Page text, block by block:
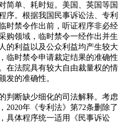
简单、耗时短。美国、英国等国
序。根据我国民事诉讼法、专利
时禁令作出前，听证程序非必经
购领域，临时禁令一经作出并生
的利益以及公众利益均产生较大
临时禁令申请裁定结果的准确性
在法院具有较大自由裁量权的情
发的准确性。
判断缺少细化的司法解释。考虑
2020年《专利法》第72条删除了
具体程序统一适用《民事诉讼